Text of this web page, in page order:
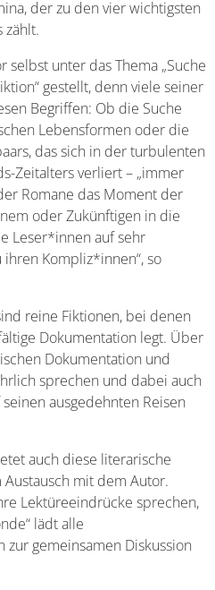
der zu den vier wichtigsten
zählt.
selbst unter das Thema „Suche
gestellt, denn viele seiner
Begriffen: Ob die Suche
Lebensformen oder die
das sich in der turbulenten
Zeitalters verliert – „immer
Romane das Moment der
oder Zukünftigen in die
Leser*innen auf sehr
Kompliz*innen“, so
reine Fiktionen, bei denen
Dokumentation legt. Über
Dokumentation und
sprechen und dabei auch
ausgedehnten Reisen
auch diese literarische
mit dem Autor.
Lektüreeindrücke sprechen,
lädt alle
gemeinsamen Diskussion